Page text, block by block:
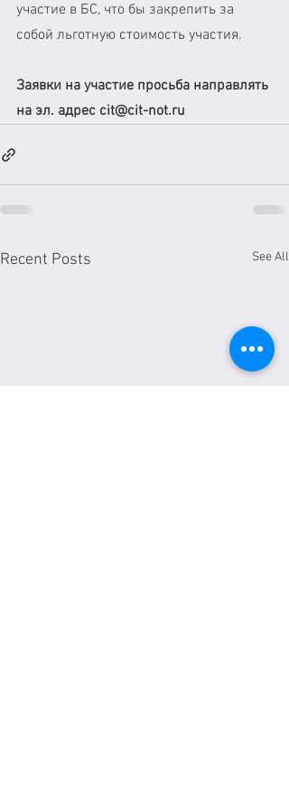
участие в БС, что бы закрепить за
собой льготную стоимость участия.
Заявки на участие просьба направлять
на эл. адрес cit@cit-not.ru
Recent Posts See All